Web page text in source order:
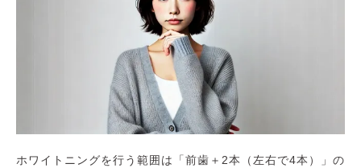
ホワイトニングを行う範囲は「前歯＋2本（左右で4本）」の